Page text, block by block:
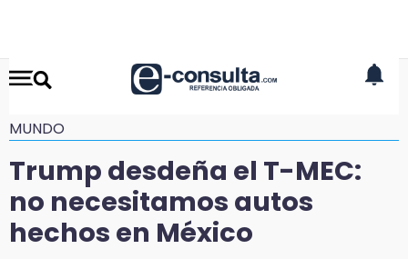
MUNDO
Trump desdeña el T-MEC:
no necesitamos autos
hechos en México